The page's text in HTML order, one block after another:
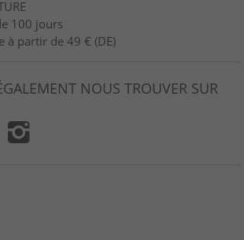
100 jours
à partir de 49 € (DE)
NOUS TROUVER SUR